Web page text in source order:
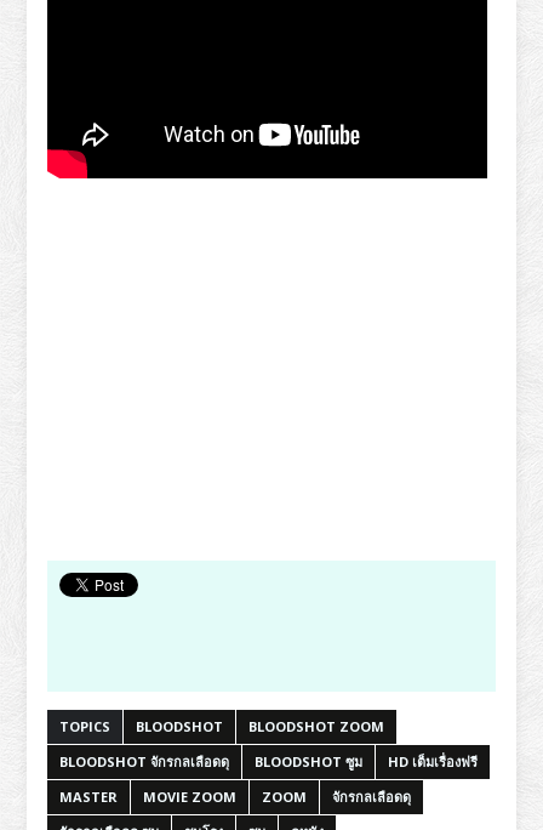
TOPICS BLOODSHOT
BLOODSHOT ZOOM
BLOODSHOT จักรกลเลือดดุ
BLOODSHOT ซูม
HD เต็มเรื่องฟรี
MASTER
MOVIE ZOOM ZOOM
จักรกลเลือดดุ